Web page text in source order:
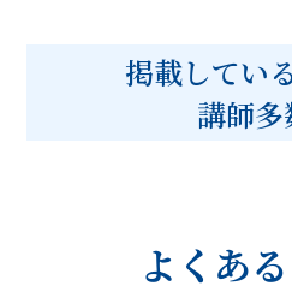
掲載してい
講師多
よくあ